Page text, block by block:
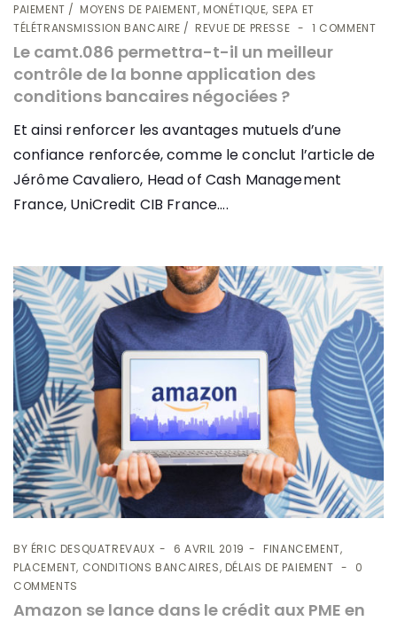
PAIEMENT
MOYENS DE PAIEMENT, MONÉTIQUE, SEPA ET
TÉLÉTRANSMISSION BANCAIRE
REVUE DE PRESSE 1 COMMENT
Le camt.086 permettra-t-il un meilleur
contrôle de la bonne application des
conditions bancaires négociées ?
Et ainsi renforcer les avantages mutuels d’une
confiance renforcée, comme le conclut l’article de
Jérôme Cavaliero, Head of Cash Management
France, UniCredit CIB France....
BY ÉRIC DESQUATREVAUX 6 AVRIL 2019
FINANCEMENT,
PLACEMENT, CONDITIONS BANCAIRES, DÉLAIS DE PAIEMENT
0
COMMENTS
Amazon se lance dans le crédit aux PME en